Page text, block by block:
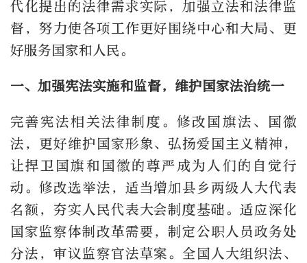
代化提出的法律需求实际，加强立法和法律监
督，努力使各项工作更好围绕中心和大局、更
好服务国家和人民。
一、加强宪法实施和监督，维护国家法治统一
完善宪法相关法律制度。修改国旗法、国徽
法，更好维护国家形象、弘扬爱国主义精神，
让捍卫国旗和国徽的尊严成为人们的自觉行
动。修改选举法，适当增加县乡两级人大代表
名额，夯实人民代表大会制度基础。适应深化
国家监察体制改革需要，制定公职人员政务处
分法，审议监察官法草案。全国人大组织法、